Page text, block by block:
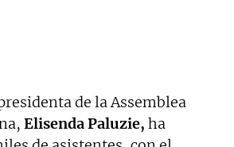
de la Assemblea
Elisenda Paluzie, ha